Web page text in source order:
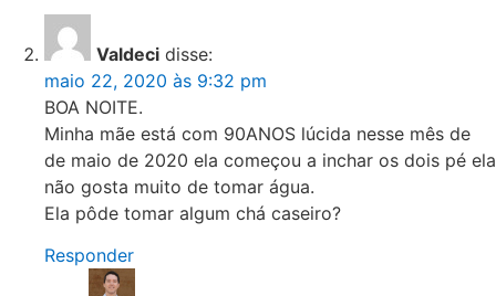
Valdeci disse:
maio 22, 2020 às 9:32 pm
BOA NOITE.
Minha mãe está com 90ANOS lúcida nesse mês de
de maio de 2020 ela começou a inchar os dois pé ela
não gosta muito de tomar água.
Ela pôde tomar algum chá caseiro?
Responder